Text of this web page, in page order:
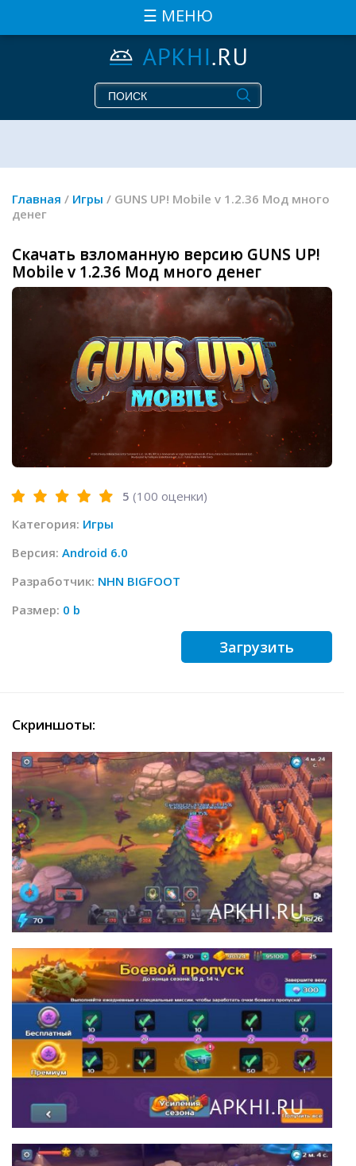
☰ МЕНЮ
Главная / Игры / GUNS UP! Mobile v 1.2.36 Мод много
денег
Скачать взломанную версию GUNS UP!
Mobile v 1.2.36 Мод много денег
5 (100 оценки)
Категория: Игры
Версия: Android 6.0
Разработчик: NHN BIGFOOT
Размер: 0 b
Загрузить
Скриншоты: